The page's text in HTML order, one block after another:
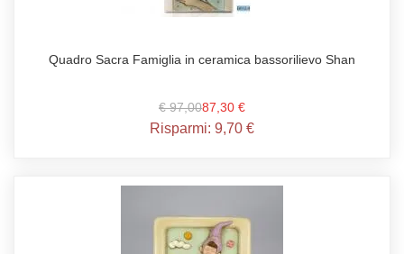
Quadro Sacra Famiglia in ceramica bassorilievo Shan
€ 97,0087,30 €
Risparmi: 9,70 €